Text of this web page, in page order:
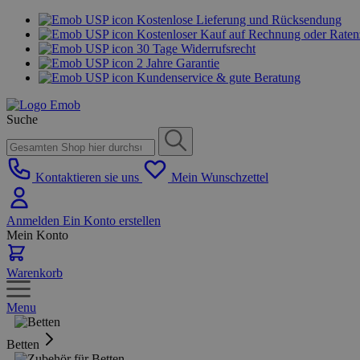
Kostenlose Lieferung und Rücksendung
Kostenloser Kauf auf Rechnung oder
30 Tage Widerrufsrecht
2 Jahre Garantie
Kundenservice & gute Beratung
Suche
Kontaktieren sie uns Mein Wunschzettel
Anmelden Ein Konto erstellen
Mein Konto
Warenkorb
Menu
Betten